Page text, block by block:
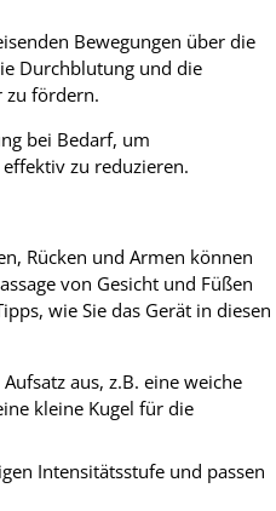
Bewegungen über die
Durchblutung und die
zu fördern.
bei Bedarf, um
zu reduzieren.
Rücken und Armen können
von Gesicht und Füßen
wie Sie das Gerät in diesen
aus, z.B. eine weiche
kleine Kugel für die
Intensitätsstufe und passen